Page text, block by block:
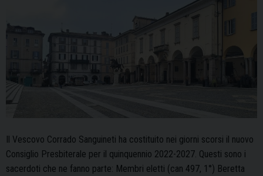
Il Vescovo Corrado Sanguineti ha costituito nei giorni scorsi il nuovo
Consiglio Presbiterale per il quinquennio 2022-2027. Questi sono i
sacerdoti che ne fanno parte: Membri eletti (can 497, 1°) Beretta